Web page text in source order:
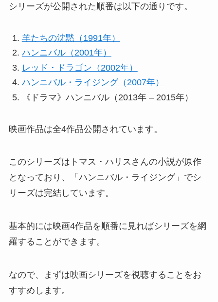
シリーズが公開された順番は以下の通りです。
羊たちの沈黙（1991年）
ハンニバル（2001年）
レッド・ドラゴン（2002年）
ハンニバル・ライジング（2007年）
《ドラマ》ハンニバル（2013年 – 2015年）
映画作品は全4作品公開されています。
このシリーズはトマス・ハリスさんの小説が原作
となっており、「ハンニバル・ライジング」でシ
リーズは完結しています。
基本的には映画4作品を順番に見ればシリーズを網
羅することができます。
なので、まずは映画シリーズを視聴することをお
すすめします。